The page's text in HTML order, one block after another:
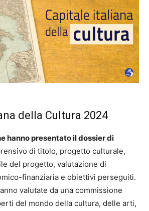
della Cultura 2024
hanno presentato il dossier di
di titolo, progetto culturale,
del progetto, valutazione di
finanziaria e obiettivi perseguiti.
valutate da una commissione
del mondo della cultura, delle arti,